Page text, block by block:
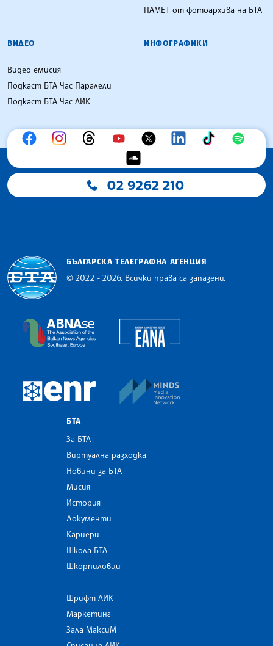
ПАМЕТ от фотоархива на БТА
ВИДЕО
Видео емисия
Подкаст БТА Час Паралели
Подкаст БТА Час ЛИК
ИНФОГРАФИКИ
02 9262 210
БЪЛГАРСКА ТЕЛЕГРАФНА АГЕНЦИЯ
© 2022 - 2026, Всички права са запазени.
The Assocoation of the Balkan News Agencies
European Newsroom
БТА
За БТА
Виртуална разходка
Новини за БТА
Мисия
История
Документи
Кариери
Школа БТА
Шкорпиловци
Шрифт ЛИК
Маркетинг
Зала МаксиМ